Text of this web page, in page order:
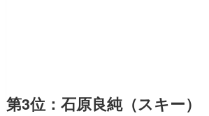
第3位：石原良純（スキー）